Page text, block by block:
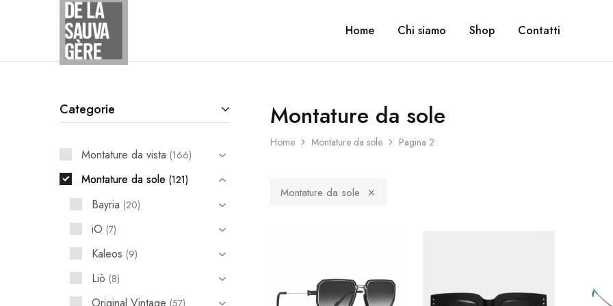
Studio
Ottico
De
La
Home Chi siamo Shop Contatti
Montature da sole
Home Montature da sole Pagina 2
Montature da sole
Categorie
Montature da vista 166
Montature da sole 121
Bayria 20
iO 7
Kaleos 9
Liò 8
57